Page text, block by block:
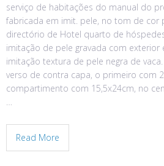
serviço de habitações do manual do
fabricada em imit. pele, no tom de cor
directório de Hotel quarto de
imitação de pele gravada com exterior
imitação textura de pele negra de
verso de contra capa, o primeiro com
compartimento com 15,5x24cm, no
…
Read More